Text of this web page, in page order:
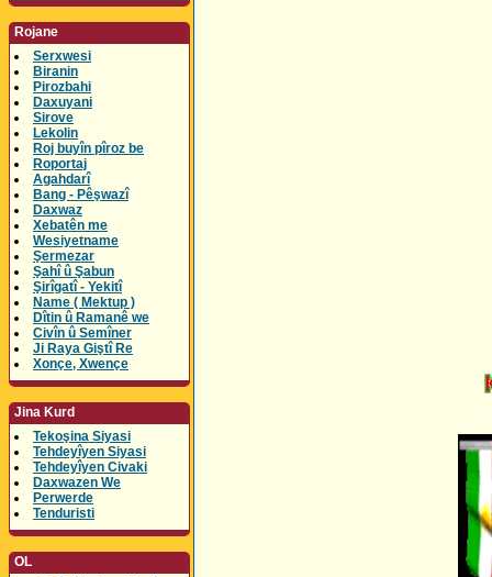
Rojane
Serxwesi
Biranin
Pirozbahi
Daxuyani
Sirove
Lekolin
Roj buyîn pîroz be
Roportaj
Agahdarî
Bang - Pêşwazî
Daxwaz
Xebatên me
Wesiyetname
Şermezar
Şahî û Şabun
Şirîgatî - Yekitî
Name ( Mektup )
Dîtin û Ramanê we
Civîn û Semîner
Ji Raya Giştî Re
Xonçe, Xwençe
Jina Kurd
Tekoşina Siyasi
Tehdeyîyen Siyasi
Tehdeyîyen Civaki
Daxwazen We
Perwerde
Tenduristi
OL